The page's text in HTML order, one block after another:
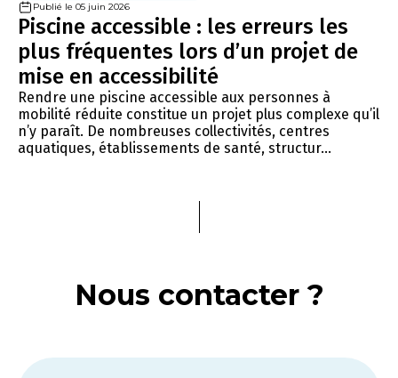
Publié le 05 juin 2026
Piscine accessible : les erreurs les
plus fréquentes lors d’un projet de
mise en accessibilité
Rendre une piscine accessible aux personnes à
mobilité réduite constitue un projet plus complexe qu’il
n’y paraît. De nombreuses collectivités, centres
aquatiques, établissements de santé, structur...
Nous contacter ?